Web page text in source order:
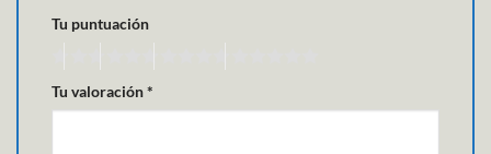
Tu puntuación
Tu valoración*